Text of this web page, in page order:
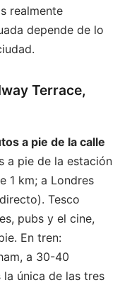
realmente
depende de lo
Terrace,
a pie de la calle
a pie de la estación
1 km; a Londres
Tesco
pubs y el cine,
En tren:
a 30-40
la única de las tres